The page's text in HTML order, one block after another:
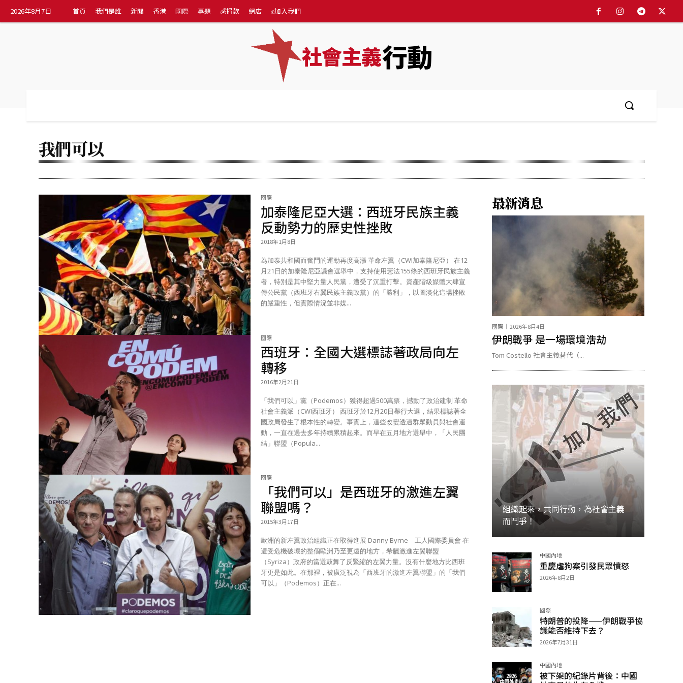
2026年8月7日 首頁 我們是誰 新聞 香港 國際 專題 💰捐款 網店 ✊加入我們
社會主義行動
我們可以
國際
加泰隆尼亞大選：西班牙民族主義
反動勢力的歷史性挫敗
2018年1月8日
為加泰共和國而奮鬥的運動再度高漲 革命左翼（CWI加泰隆尼亞） 在12
月21日的加泰隆尼亞議會選舉中，支持使用憲法155條的西班牙民族主義
者，特別是其中堅力量人民黨，遭受了沉重打擊。資產階級媒體大肆宣
傳公民黨（西班牙右翼民族主義政黨）的「勝利」，以圖淡化這場挫敗
的嚴重性，但實際情況並非媒...
國際
西班牙：全國大選標誌著政局向左
轉移
2016年2月21日
「我們可以」黨（Podemos）獲得超過500萬票，撼動了政治建制 革命
社會主義派（CWI西班牙） 西班牙於12月20日舉行大選，結果標誌著全
國政局發生了根本性的轉變。事實上，這些改變透過群眾動員與社會運
動，一直在過去多年持續累積起來。而早在五月地方選舉中，「人民團
結」聯盟（Popula...
國際
「我們可以」是西班牙的激進左翼
聯盟嗎？
2015年3月17日
歐洲的新左翼政治組織正在取得進展 Danny Byrne 工人國際委員會 在
遭受危機破壞的整個歐洲乃至更遠的地方，希臘激進左翼聯盟
（Syriza）政府的當選鼓舞了反緊縮的左翼力量。沒有什麼地方比西班
牙更是如此。在那裡，被廣泛視為「西班牙的激進左翼聯盟」的「我們
可以」（Podemos）正在...
最新消息
國際 2026年8月4日
伊朗戰爭 是一場環境浩劫
Tom Costello 社會主義替代（...
組織起來，共同行動，為社會主義
而鬥爭！
加入 中國內地
重慶虐狗案引發民眾憤怒
2026年8月2日
國際
特朗普的投降——伊朗戰爭協
議能否維持下去？
2026年7月31日
中國內地
被下架的紀錄片背後：中國